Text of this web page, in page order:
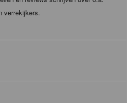
verrekijkers.